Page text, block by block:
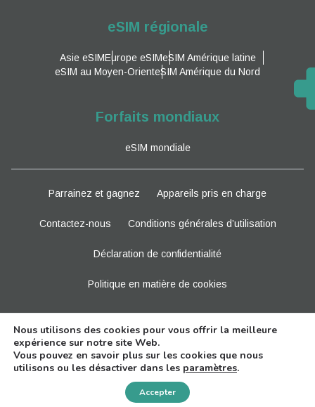
eSIM régionale
Asie eSIMEurope eSIMeSIM Amérique latine
eSIM au Moyen-OrienteSIM Amérique du Nord
Forfaits mondiaux
eSIM mondiale
Parrainez et gagnez Appareils pris en charge
Contactez-nous Conditions générales d’utilisation
Déclaration de confidentialité
Politique en matière de cookies
Nous utilisons des cookies pour vous offrir la meilleure
expérience sur notre site Web.
Vous pouvez en savoir plus sur les cookies que nous
utilisons ou les désactiver dans les paramètres.
Accepter